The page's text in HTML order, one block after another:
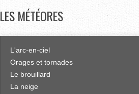
LES MÉTÉORES
L'arc-en-ciel
Orages et tornades
Le brouillard
La neige